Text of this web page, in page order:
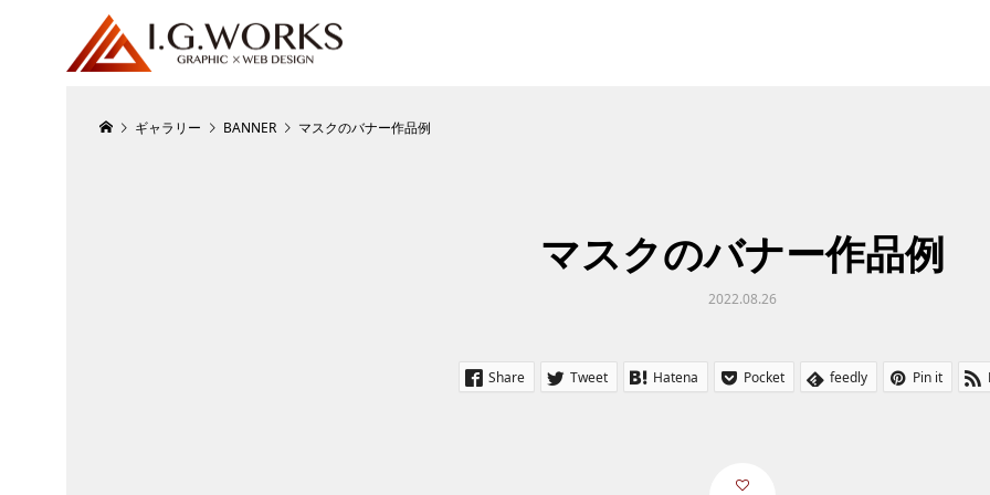
ギャラリー BANNER マスクのバナー作品例
マスクのバナー作品例
2022.08.26
Share Tweet Hatena Pocket feedly Pin it